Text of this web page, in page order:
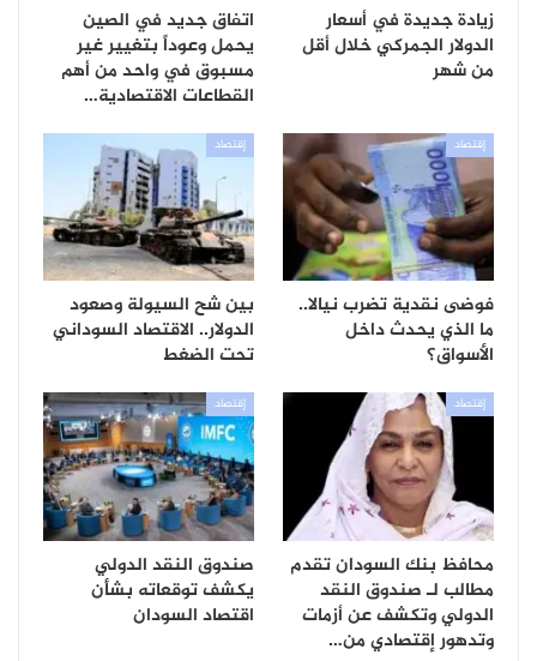
زيادة جديدة في أسعار
الدولار الجمركي خلال أقل
من شهر
اتفاق جديد في الصين
يحمل وعوداً بتغيير غير
مسبوق في واحد من أهم
القطاعات الاقتصادية…
إقتصاد
فوضى نقدية تضرب نيالا..
ما الذي يحدث داخل
الأسواق؟
إقتصاد
بين شح السيولة وصعود
الدولار.. الاقتصاد السوداني
تحت الضغط
إقتصاد
محافظ بنك السودان تقدم
مطالب لـ صندوق النقد
الدولي وتكشف عن أزمات
وتدهور إقتصادي من…
إقتصاد
صندوق النقد الدولي
يكشف توقعاته بشأن
اقتصاد السودان